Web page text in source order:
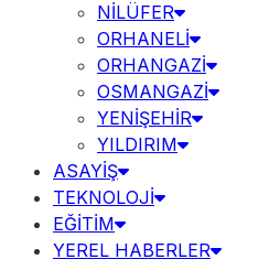
NİLÜFER
ORHANELİ
ORHANGAZİ
OSMANGAZİ
YENİŞEHİR
YILDIRIM
ASAYİŞ
TEKNOLOJİ
EĞİTİM
YEREL HABERLER